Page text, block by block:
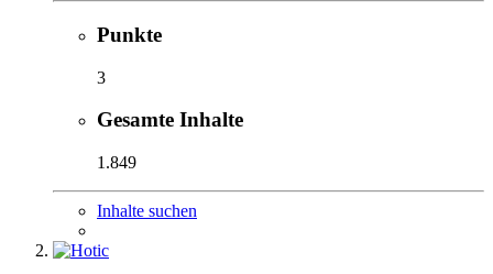
Punkte
3
Gesamte Inhalte
1.849
Inhalte suchen